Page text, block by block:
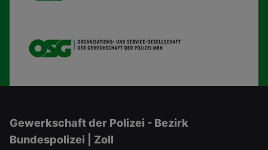
OSG
Gewerkschaft der Polizei - Bezirk
Bundespolizei | Zoll